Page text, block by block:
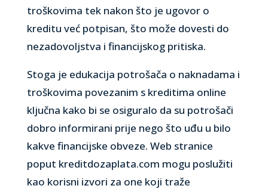
troškovima tek nakon što je ugovor o
kreditu već potpisan, što može dovesti do
nezadovoljstva i financijskog pritiska.
Stoga je edukacija potrošača o naknadama i
troškovima povezanim s kreditima online
ključna kako bi se osiguralo da su potrošači
dobro informirani prije nego što uđu u bilo
kakve financijske obveze. Web stranice
poput kreditdozaplata.com mogu poslužiti
kao korisni izvori za one koji traže